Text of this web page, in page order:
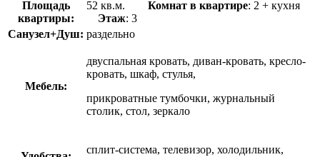
Площадь
квартиры:
52 кв.м. Комнат в квартире: 2 + кухня
Этаж: 3
Санузел+Душ: раздельно
Мебель:
двуспальная кровать, диван-кровать, кресло-
кровать, шкаф, стулья,
прикроватные тумбочки, журнальный
столик, стол, зеркало
сплит-система, телевизор, холодильник,